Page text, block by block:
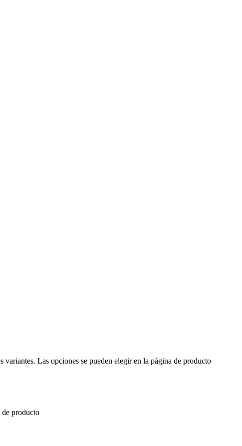
variantes. Las opciones se pueden elegir en la página de producto
de producto